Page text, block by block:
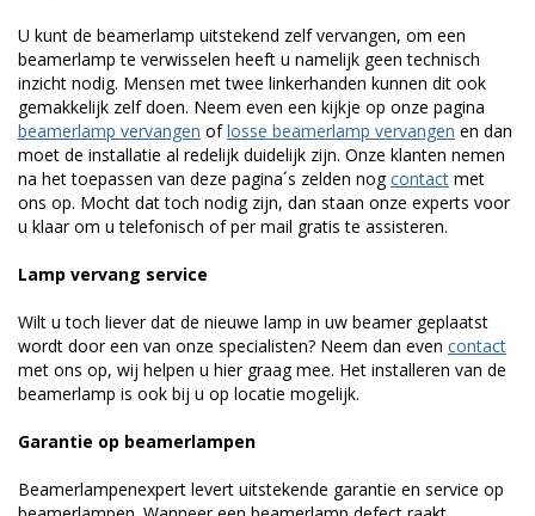
U kunt de beamerlamp uitstekend zelf vervangen, om een
beamerlamp te verwisselen heeft u namelijk geen technisch
inzicht nodig. Mensen met twee linkerhanden kunnen dit ook
gemakkelijk zelf doen. Neem even een kijkje op onze pagina
beamerlamp vervangen oflosse beamerlamp vervangen en dan
moet de installatie al redelijk duidelijk zijn. Onze klanten nemen
na het toepassen van deze pagina´s zelden nogcontact met
ons op. Mocht dat toch nodig zijn, dan staan onze experts voor
u klaar om u telefonisch of per mail gratis te assisteren.
Lamp vervang service
Wilt u toch liever dat de nieuwe lamp in uw beamer geplaatst
wordt door een van onze specialisten? Neem dan even contact
met ons op, wij helpen u hier graag mee. Het installeren van de
beamerlamp is ook bij u op locatie mogelijk.
Garantie op beamerlampen
Beamerlampenexpert levert uitstekende garantie en service op